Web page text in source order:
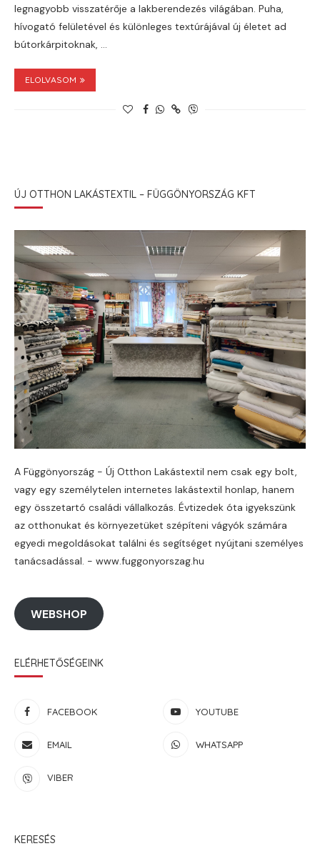
legnagyobb visszatérője a lakberendezés világában. Puha,
hívogató felületével és különleges textúrájával új életet ad
bútorkárpitoknak, …
ELOLVASOM
ÚJ OTTHON LAKÁSTEXTIL – FÜGGÖNYORSZÁG KFT
A Függönyország - Új Otthon Lakástextil nem csak egy bolt,
vagy egy személytelen internetes lakástextil honlap, hanem
egy összetartó családi vállalkozás. Évtizedek óta igyekszünk
az otthonukat és környezetüket szépíteni vágyók számára
egyedi megoldásokat találni és segítséget nyújtani személyes
tanácsadással. - www.fuggonyorszag.hu
WEBSHOP
ELÉRHETŐSÉGEINK
FACEBOOK YOUTUBE
EMAIL WHATSAPP
VIBER
KERESÉS